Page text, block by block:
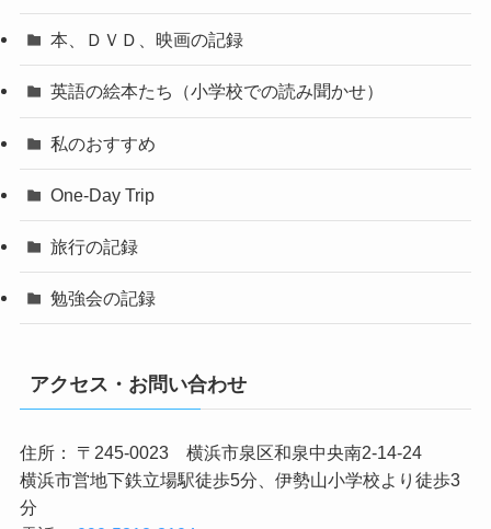
本、ＤＶＤ、映画の記録
英語の絵本たち（小学校での読み聞かせ）
私のおすすめ
One-Day Trip
旅行の記録
勉強会の記録
アクセス・お問い合わせ
住所： 〒245-0023 横浜市泉区和泉中央南2-14-24
横浜市営地下鉄立場駅徒歩5分、伊勢山小学校より徒歩3
分